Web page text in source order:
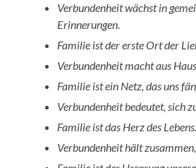
Verbundenheit wächst in
Erinnerungen.
Familie ist der erste Ort der
Verbundenheit macht aus
Familie ist ein Netz, das uns
Verbundenheit bedeutet, sich
Familie ist das Herz des Lebens.
Verbundenheit hält